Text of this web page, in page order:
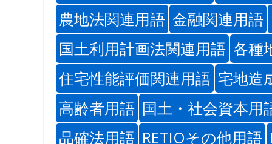
農地法関連用語 金融関連用語
国土利用計画法関連用語 各種
住宅性能評価関連用語 宅地造
高齢者用語 国土・社会資本用
品確法用語 RETIOその他用語